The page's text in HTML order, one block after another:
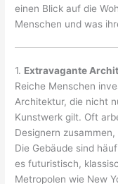
einen Blick auf die
Menschen und was
1. Extravagante
Reiche Menschen
Architektur, die nicht
Kunstwerk gilt. Oft
Designern
Die Gebäude sind
es futuristisch,
Metropolen wie New